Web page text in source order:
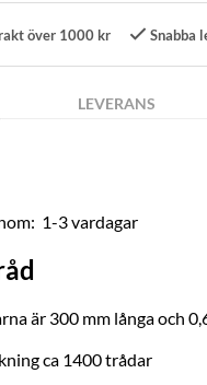
över 1000 kr Snabba
LEVERANS
1-3 vardagar
är 300 mm långa och
ca 1400 trådar